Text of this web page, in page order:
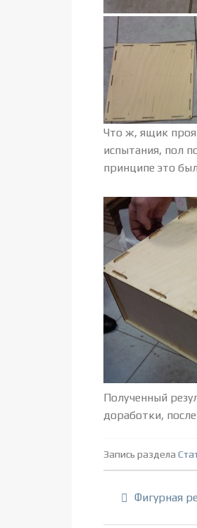
Что ж, ящик
испытания, пол
принципе это
Полученный
доработки,
Запись раздела
Фигурная